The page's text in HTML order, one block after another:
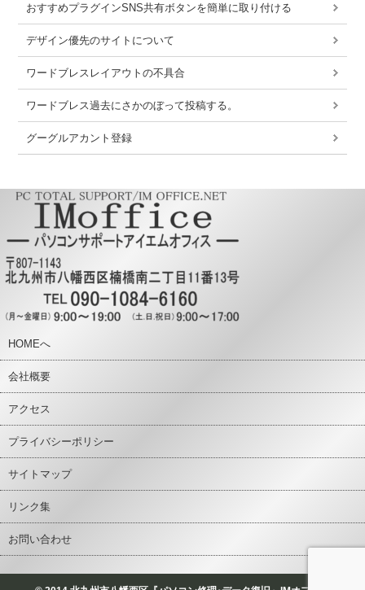
おすすめプラグインSNS共有ボタンを簡単に取り付ける
デザイン優先のサイトについて
ワードブレスレイアウトの不具合
ワードブレス過去にさかのぼって投稿する。
グーグルアカント登録
HOMEへ
会社概要
アクセス
プライバシーポリシー
サイトマップ
リンク集
お問い合わせ